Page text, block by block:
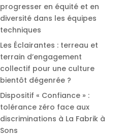
progresser en équité et en
diversité dans les équipes
techniques
Les Éclairantes : terreau et
terrain d’engagement
collectif pour une culture
bientôt dégenrée ?
Dispositif « Confiance » :
tolérance zéro face aux
discriminations à La Fabrik à
Sons